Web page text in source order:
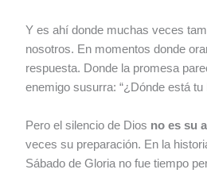
Y es ahí donde muchas veces
nosotros. En momentos donde
respuesta. Donde la promesa
enemigo susurra: “¿Dónde está tu
Pero el silencio de Dios no es su
veces su preparación. En la
Sábado de Gloria no fue tiempo